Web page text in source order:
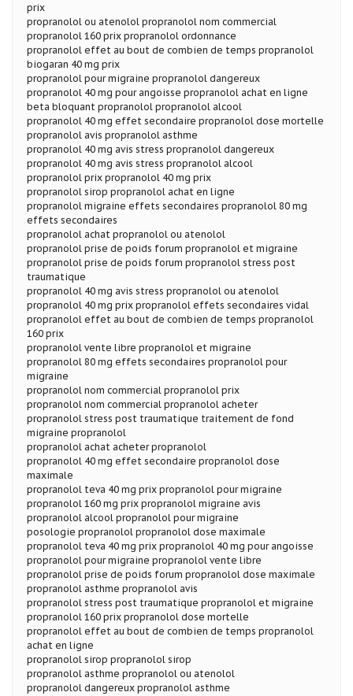
prix
propranolol ou atenolol propranolol nom commercial
propranolol 160 prix propranolol ordonnance
propranolol effet au bout de combien de temps propranolol
biogaran 40 mg prix
propranolol pour migraine propranolol dangereux
propranolol 40 mg pour angoisse propranolol achat en ligne
beta bloquant propranolol propranolol alcool
propranolol 40 mg effet secondaire propranolol dose mortelle
propranolol avis propranolol asthme
propranolol 40 mg avis stress propranolol dangereux
propranolol 40 mg avis stress propranolol alcool
propranolol prix propranolol 40 mg prix
propranolol sirop propranolol achat en ligne
propranolol migraine effets secondaires propranolol 80 mg
effets secondaires
propranolol achat propranolol ou atenolol
propranolol prise de poids forum propranolol et migraine
propranolol prise de poids forum propranolol stress post
traumatique
propranolol 40 mg avis stress propranolol ou atenolol
propranolol 40 mg prix propranolol effets secondaires vidal
propranolol effet au bout de combien de temps propranolol
160 prix
propranolol vente libre propranolol et migraine
propranolol 80 mg effets secondaires propranolol pour
migraine
propranolol nom commercial propranolol prix
propranolol nom commercial propranolol acheter
propranolol stress post traumatique traitement de fond
migraine propranolol
propranolol achat acheter propranolol
propranolol 40 mg effet secondaire propranolol dose
maximale
propranolol teva 40 mg prix propranolol pour migraine
propranolol 160 mg prix propranolol migraine avis
propranolol alcool propranolol pour migraine
posologie propranolol propranolol dose maximale
propranolol teva 40 mg prix propranolol 40 mg pour angoisse
propranolol pour migraine propranolol vente libre
propranolol prise de poids forum propranolol dose maximale
propranolol asthme propranolol avis
propranolol stress post traumatique propranolol et migraine
propranolol 160 prix propranolol dose mortelle
propranolol effet au bout de combien de temps propranolol
achat en ligne
propranolol sirop propranolol sirop
propranolol asthme propranolol ou atenolol
propranolol dangereux propranolol asthme